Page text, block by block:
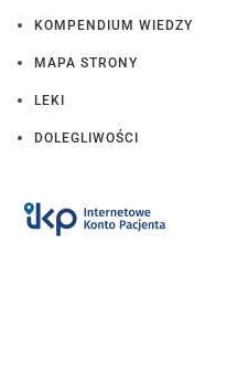
KOMPENDIUM WIEDZY
MAPA STRONY
LEKI
DOLEGLIWOŚCI